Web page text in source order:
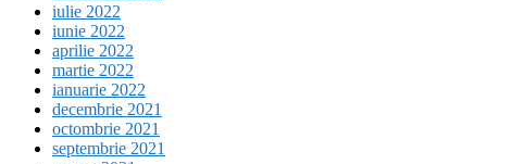
iulie 2022
iunie 2022
aprilie 2022
martie 2022
ianuarie 2022
decembrie 2021
octombrie 2021
septembrie 2021